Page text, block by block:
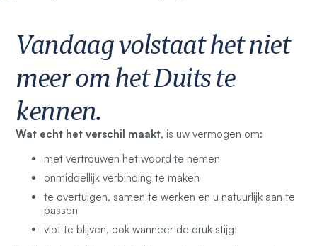
Vandaag volstaat het niet
meer om het Duits te
kennen.
Wat echt het verschil maakt, is uw vermogen om:
met vertrouwen het woord te nemen
onmiddellijk verbinding te maken
te overtuigen, samen te werken en u natuurlijk aan te
passen
vlot te blijven, ook wanneer de druk stijgt